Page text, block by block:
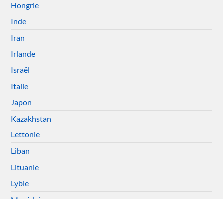
Hongrie
Inde
Iran
Irlande
Israël
Italie
Japon
Kazakhstan
Lettonie
Liban
Lituanie
Lybie